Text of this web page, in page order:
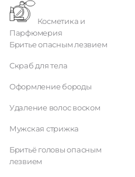
Парфюмерия
Бритье опасным лезвием
Скраб для тела
Оформление бороды
Удаление волос воском
Мужская стрижка
Бритьё головы опасным
лезвием